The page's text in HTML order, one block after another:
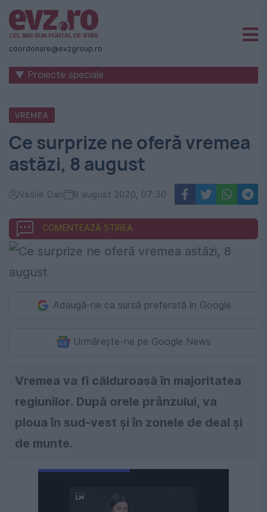
Știri
naționale
internaționale
România
-
Evenimentul
Zilei
coordonare@evzgroup.ro
▼ Proiecte speciale
VREMEA
Ce surprize ne oferă vremea
astăzi, 8 august
Vasile Dan 8 august 2020, 07:30
COMENTEAZĂ ȘTIREA
Adaugă-ne ca sursă preferată în Google
Urmărește-ne pe Google News
Vremea va fi călduroasă în majoritatea
regiunilor. După orele prânzului, va
ploua în sud-vest și în zonele de deal și
de munte.